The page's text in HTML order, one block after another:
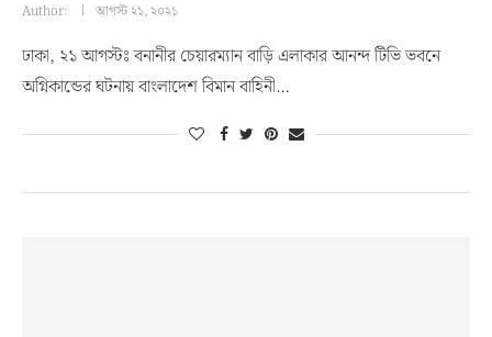
Author: আগস্ট ২১, ২০২১
ঢাকা, ২১ আগস্টঃ বনানীর চেয়ারম্যান বাড়ি এলাকার আনন্দ টিভি ভবনে
অগ্নিকান্ডের ঘটনায় বাংলাদেশ বিমান বাহিনী…